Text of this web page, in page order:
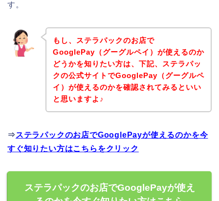
す。
もし、ステラパックのお店で
GooglePay（グーグルペイ）が使えるのか
どうかを知りたい方は、下記、ステラパッ
クの公式サイトでGooglePay（グーグルペ
イ）が使えるのかを確認されてみるといい
と思いますよ♪
⇒ ステラパックのお店でGooglePayが使えるのかを今
すぐ知りたい方はこちらをクリック
ステラパックのお店でGooglePayが使え